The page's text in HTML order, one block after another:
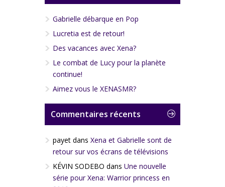
Gabrielle débarque en Pop
Lucretia est de retour!
Des vacances avec Xena?
Le combat de Lucy pour la planète
continue!
Aimez vous le XENASMR?
Commentaires récents
payet dans Xena et Gabrielle sont de
retour sur vos écrans de télévisions
KÉVIN SODEBO dans Une nouvelle
série pour Xena: Warrior princess en